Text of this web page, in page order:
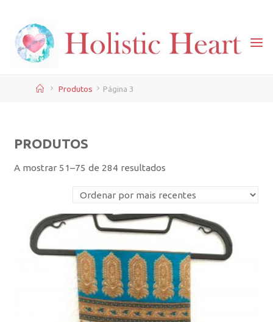
content
HomeProdutos Página 3
PRODUTOS
A mostrar 51–75 de 284 resultados
recentes